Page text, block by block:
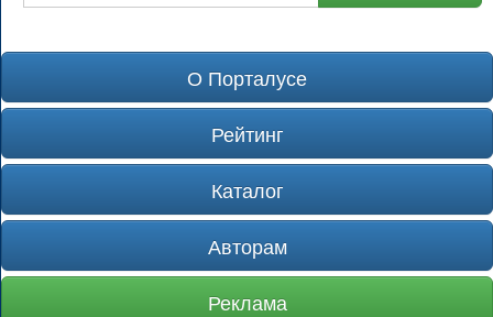
О Порталусе
Рейтинг
Каталог
Авторам
Реклама